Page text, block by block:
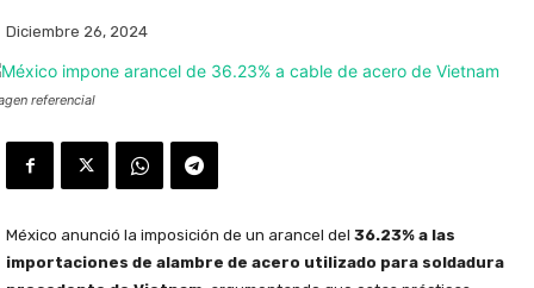
Diciembre 26, 2024
referencial
México anunció la imposición de un arancel del 36.23% a las
importaciones de alambre de acero utilizado para soldadura